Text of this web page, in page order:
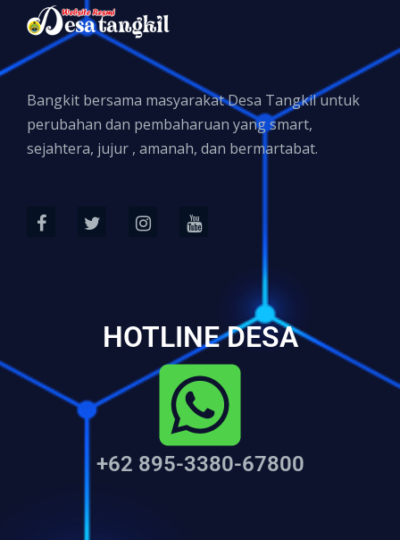
Bangkit bersama masyarakat Desa Tangkil untuk
perubahan dan pembaharuan yang smart,
sejahtera, jujur , amanah, dan bermartabat.
HOTLINE DESA
+62 895-3380-67800